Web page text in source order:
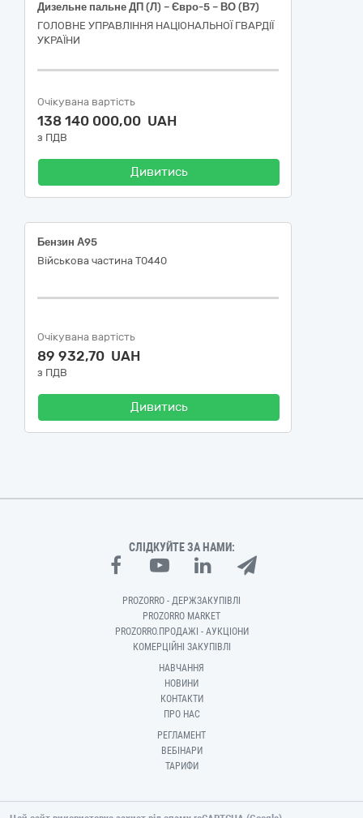
Дизельне пальне ДП (Л) – Євро-5 – ВО (В7)
ГОЛОВНЕ УПРАВЛІННЯ НАЦІОНАЛЬНОЇ ГВАРДІЇ
УКРАЇНИ
Очікувана вартість
138 140 000,00 UAH
з ПДВ
Дивитись
Бензин А95
Військова частина Т0440
Очікувана вартість
89 932,70 UAH
з ПДВ
Дивитись
СЛІДКУЙТЕ ЗА НАМИ:
PROZORRO - ДЕРЖЗАКУПІВЛІ
PROZORRO MARKET
PROZORRO.ПРОДАЖІ - АУКЦІОНИ
КОМЕРЦІЙНІ ЗАКУПІВЛІ
НАВЧАННЯ
НОВИНИ
КОНТАКТИ
ПРО НАС
РЕГЛАМЕНТ
ВЕБІНАРИ
ТАРИФИ